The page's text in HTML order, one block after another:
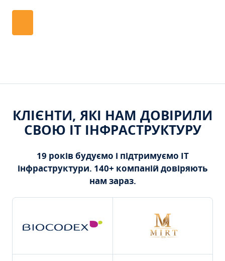
КЛІЄНТИ, ЯКІ НАМ ДОВІРИЛИ
СВОЮ ІТ ІНФРАСТРУКТУРУ
19 років будуємо і підтримуємо ІТ
інфраструктури. 140+ компаній довіряють
нам зараз.